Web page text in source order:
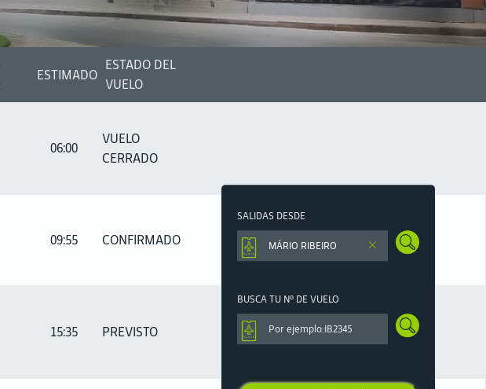
ESTIMADO
ESTADO DEL
VUELO
06:00
VUELO
CERRADO
09:55 CONFIRMADO
15:35 PREVISTO
SALIDAS DESDE
BUSCA TU Nº DE VUELO